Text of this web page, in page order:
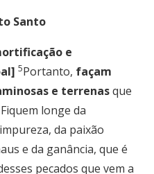
Santo
e
5Portanto, façam
e terrenasque
longe da
da paixão
e da ganância, que é
pecados que vem a